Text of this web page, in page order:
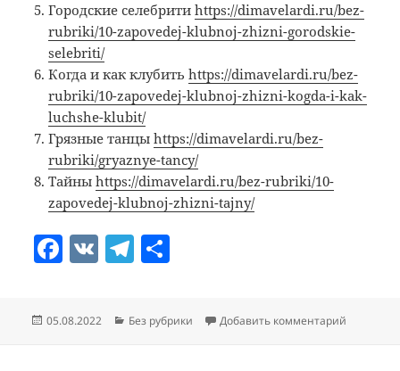
Городские селебритиhttps://dimavelardi.ru/bez-
rubriki/10-zapovedej-klubnoj-zhizni-gorodskie-
selebriti/
Когда и как клубитьhttps://dimavelardi.ru/bez-
rubriki/10-zapovedej-klubnoj-zhizni-kogda-i-kak-
luchshe-klubit/
Грязные танцыhttps://dimavelardi.ru/bez-
rubriki/gryaznye-tancy/
Тайныhttps://dimavelardi.ru/bez-rubriki/10-
zapovedej-klubnoj-zhizni-tajny/
F
e
V T
grр
Опубликовано
05.08.2022 Рубрики
Без рубрики Добавить комментарий